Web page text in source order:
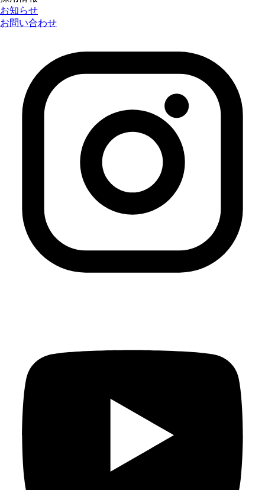
お知らせ
お問い合わせ